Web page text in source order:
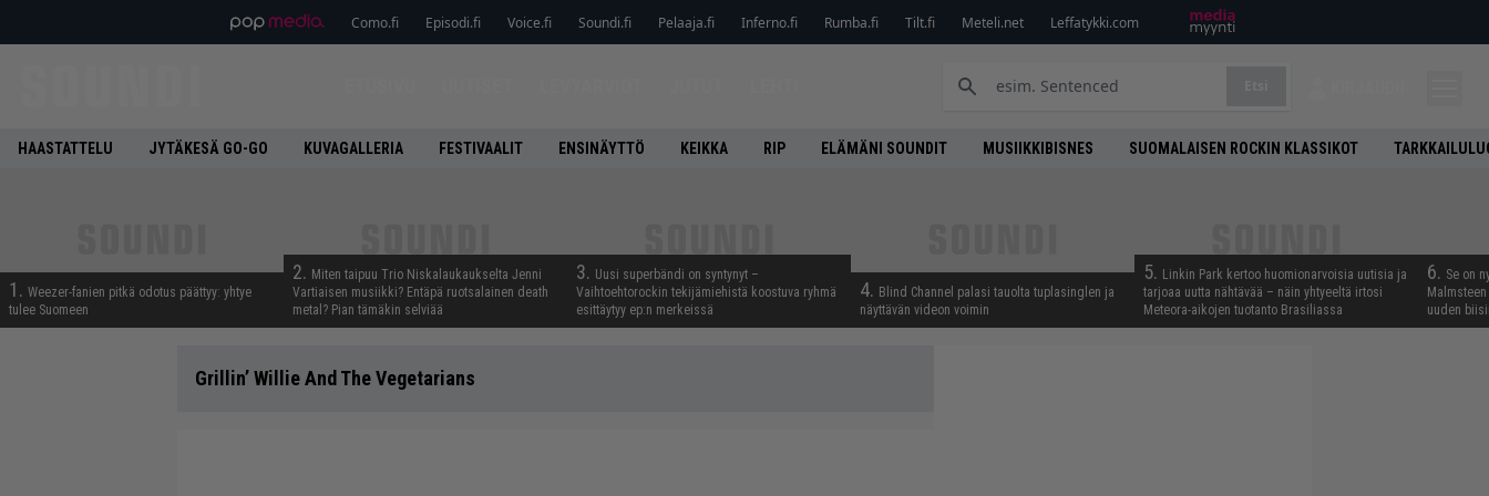
Como.fi Episodi.fi Voice.fi Soundi.fi Pelaaja.fi Inferno.fi Rumba.fi Tilt.fi Meteli.net Leffatykki.com
HAASTATTELU JYTÄKESÄ GO-GO KUVAGALLERIA FESTIVAALIT ENSINÄYTTÖ KEIKKA RIP ELÄMÄNI SOUNDIT MUSIIKKIBISNES SUOMALAISEN ROCKIN KLASSIKOT
1. Weezer-fanien pitkä odotus päättyy: yhtye
tulee Suomeen
2. Miten taipuu Trio Niskalaukaukselta Jenni
Vartiaisen musiikki? Entäpä ruotsalainen death
metal? Pian tämäkin selviää
3. Uusi superbändi on syntynyt –
Vaihtoehtorockin tekijämiehistä koostuva ryhmä
esittäytyy ep:n merkeissä
4. Blind Channel palasi tauolta tuplasinglen ja
näyttävän videon voimin
5. Linkin Park kertoo huomionarvoisia uutisia ja
tarjoaa uutta nähtävää – näin yhtyeeltä irtosi
Meteora-aikojen tuotanto Brasiliassa
6. Se on
uuden
Grillin’ Willie And The Vegetarians